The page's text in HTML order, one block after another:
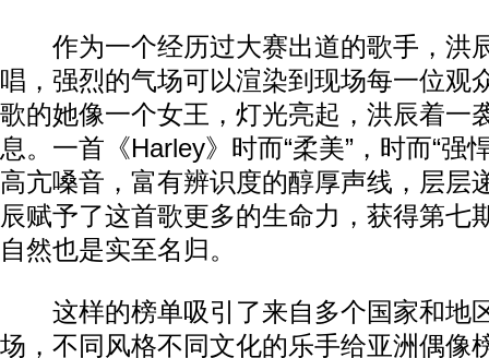
作为一个经历过大赛出道的歌手，洪
唱，强烈的气场可以渲染到现场每一位观
歌的她像一个女王，灯光亮起，洪辰着一
息。一首《Harley》时而“柔美”，时而“强
高亢嗓音，富有辨识度的醇厚声线，层层
辰赋予了这首歌更多的生命力，获得第七
自然也是实至名归。
这样的榜单吸引了来自多个国家和地
场，不同风格不同文化的乐手给亚洲偶像